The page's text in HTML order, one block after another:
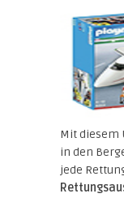
Mit diesem
in den
jede